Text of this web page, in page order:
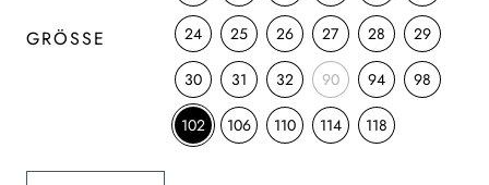
GRÖSSE 24 25 26 27 28 29
30 31 32 90 94 98
102 106 110 114 118